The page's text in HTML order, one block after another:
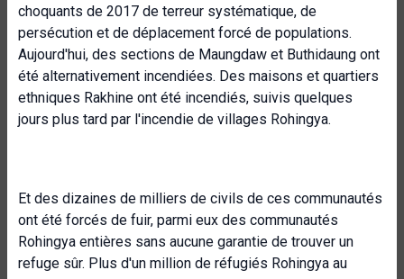
choquants de 2017 de terreur systématique, de
persécution et de déplacement forcé de populations.
Aujourd'hui, des sections de Maungdaw et Buthidaung ont
été alternativement incendiées. Des maisons et quartiers
ethniques Rakhine ont été incendiés, suivis quelques
jours plus tard par l'incendie de villages Rohingya.
Et des dizaines de milliers de civils de ces communautés
ont été forcés de fuir, parmi eux des communautés
Rohingya entières sans aucune garantie de trouver un
refuge sûr. Plus d'un million de réfugiés Rohingya au